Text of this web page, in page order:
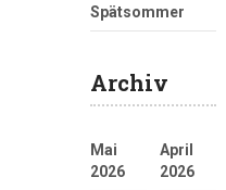
Spätsommer
Archiv
Mai
2026
April
2026